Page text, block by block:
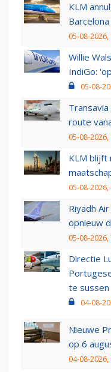
KLM
05-08-2026,
Willie
IndiGo:
05-08-
route
05-08-2026,
KLM blijft
05-08-2026,
Riyadh
opnieuw
05-08-2026,
Directie
te sussen
04-08-
Nieuwe
op 6
04-08-2026,